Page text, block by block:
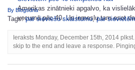
Amerikas zinātnieki apgalvo, ka
vecumā pēc 40. Un iemeslu tam esot
By Blogsdna
Tags:par sieviešu skaistumu,par sievietēm
Ieraksts Monday, December 15th, 2014
skip to the end and leave a response.